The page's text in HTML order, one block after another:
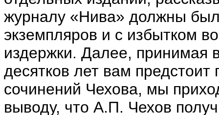
журналу «Нива» должны
экземпляров и с избытком
издержки. Далее, принимая
десятков лет вам
сочинений Чехова, мы
выводу, что А.П. Чехов